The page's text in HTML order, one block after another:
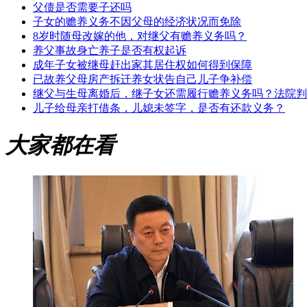
父债是否需要子还吗
子女的赡养义务不因父母的经济状况而免除
8岁时随母改嫁的他，对继父有赡养义务吗？
养父事故身亡养子是否有权起诉
成年子女被继母赶出家其居住权如何得到保障
已故养父母房产拆迁养女状告自己儿子争补偿
继父与生母离婚后，继子女还需履行赡养义务吗？法院
儿子给母亲打借条，儿媳未签字，是否有还款义务？
大家都在看